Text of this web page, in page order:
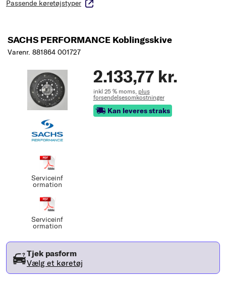
Passende køretøjstyper
SACHS PERFORMANCE Koblingsskive
Varenr. 881864 001727
Serviceinf
ormation
Serviceinf
ormation
2.133,77 kr.
inkl 25 % moms, plus
forsendelsesomkostninger
Kan leveres straks
Tjek pasform
Vælg et køretøj